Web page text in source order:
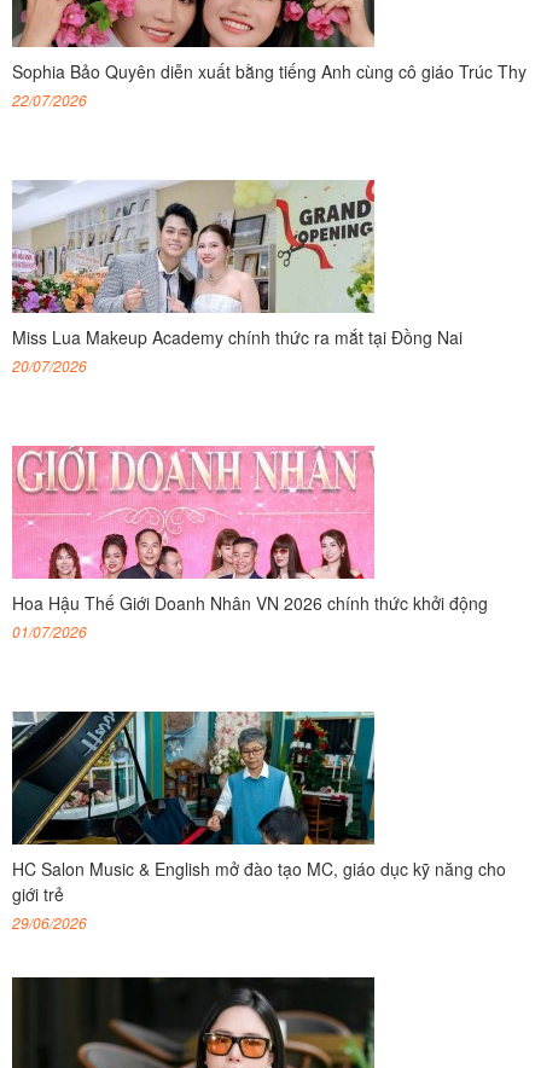
Sophia Bảo Quyên diễn xuất bằng tiếng Anh cùng cô giáo Trúc Thy
22/07/2026
Miss Lua Makeup Academy chính thức ra mắt tại Đồng Nai
20/07/2026
Hoa Hậu Thế Giới Doanh Nhân VN 2026 chính thức khởi động
01/07/2026
HC Salon Music & English mở đào tạo MC, giáo dục kỹ năng cho
giới trẻ
29/06/2026